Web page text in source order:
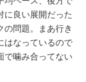
に良い展開だった
の問題。まあ行き
はなっているので
で噛み合ってない